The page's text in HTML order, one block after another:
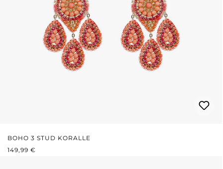
BOHO 3 STUD KORALLE
REGULÄRER PREIS:
149,99 €